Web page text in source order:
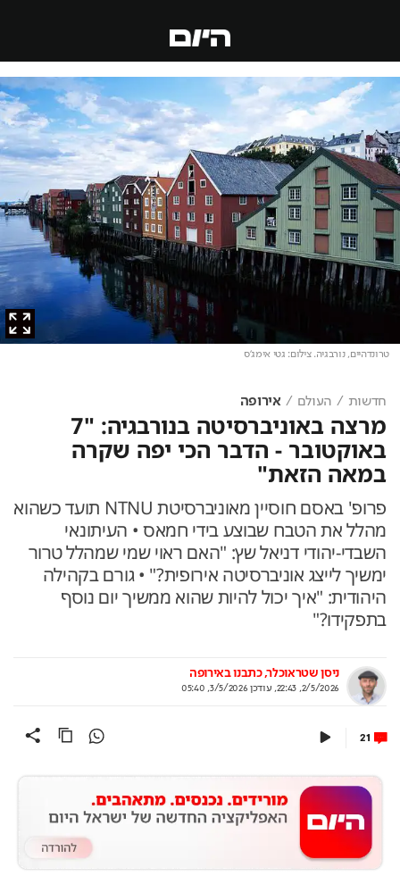
טרונדהיים, נורבגיה. צילום: גטי אימג'ס
חדשות העולם אירופה
מרצה באוניברסיטה בנורבגיה: "7
באוקטובר - הדבר הכי יפה שקרה
במאה הזאת"
פרופ' באסם חוסיין מאוניברסיטת NTNU תועד כשהוא
מהלל את הטבח שבוצע בידי חמאס • העיתונאי
השבדי-יהודי דניאל שץ: "האם ראוי שמי שמהלל טרור
ימשיך לייצג אוניברסיטה אירופית?" • גורם בקהילה
היהודית: "איך יכול להיות שהוא ממשיך יום נוסף
בתפקידו?"
ניסן שטראוכלר, כתבנו באירופה
2/5/2026, 22:43
, עודכן 3/5/2026, 05:40
21